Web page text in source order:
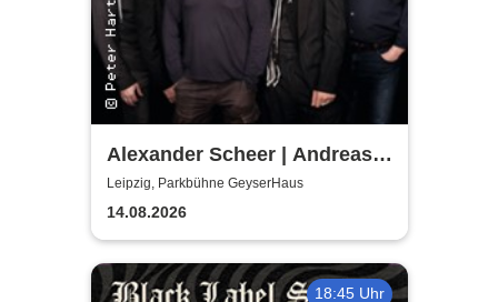
Alexander Scheer | Andreas
Dresen & Band spielen (nicht
nur) Gundermann
Leipzig, Parkbühne GeyserHaus
14.08.2026
18:45 Uhr